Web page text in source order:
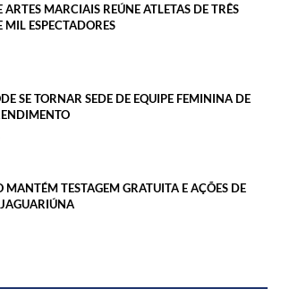
MARCIAIS REÚNE ATLETAS DE TRÊS
MIL ESPECTADORES
SE TORNAR SEDE DE EQUIPE FEMININA DE
MANTÉM TESTAGEM GRATUITA E AÇÕES DE